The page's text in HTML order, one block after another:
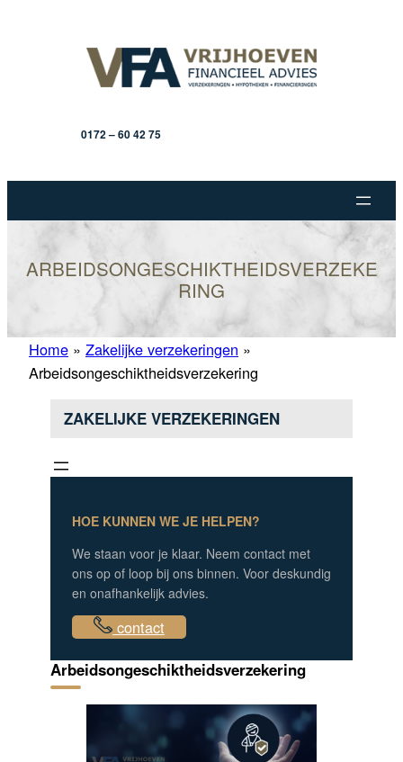
0172 – 60 42 75
ARBEIDSONGESCHIKTHEIDSVERZEKE
RING
Home » Zakelijke verzekeringen »
Arbeidsongeschiktheidsverzekering
ZAKELIJKE VERZEKERINGEN
HOE KUNNEN WE JE HELPEN?
We staan voor je klaar. Neem contact met
ons op of loop bij ons binnen. Voor deskundig
en onafhankelijk advies.
contact
Arbeidsongeschiktheidsverzekering